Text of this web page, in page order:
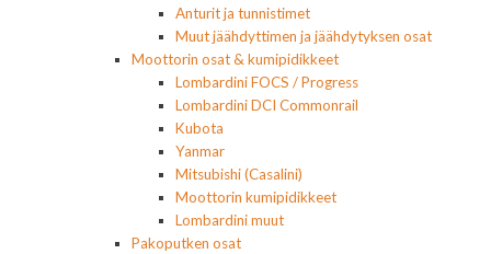
Anturit ja tunnistimet
Muut jäähdyttimen ja jäähdytyksen osat
Moottorin osat & kumipidikkeet
Lombardini FOCS / Progress
Lombardini DCI Commonrail
Kubota
Yanmar
Mitsubishi (Casalini)
Moottorin kumipidikkeet
Lombardini muut
Pakoputken osat